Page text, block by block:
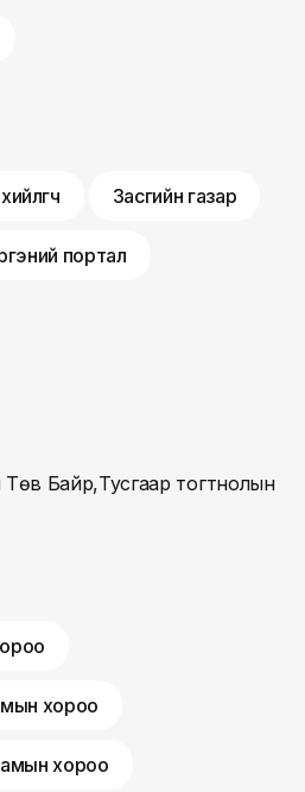
Засгийн газар
портал
Байр,Тусгаар тогтнолын
хороо
хороо